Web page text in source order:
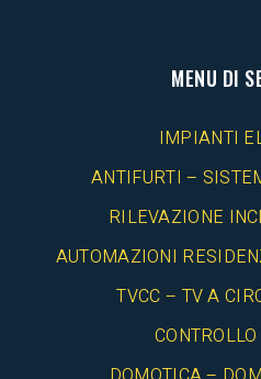
MENU DI
IMPIANTI
ANTIFURTI –
RILEVAZIONE
AUTOMAZIONI
TVCC – TV A